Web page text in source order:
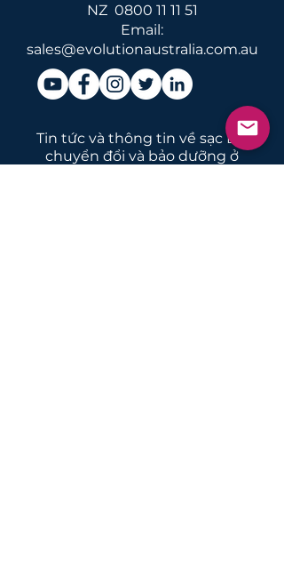
NZ 0800 11 11 51
Email:
sales@evolutionaustralia.com.au
Tin tức và thông tin về sạc EV,
chuyển đổi và bảo dưỡng ở